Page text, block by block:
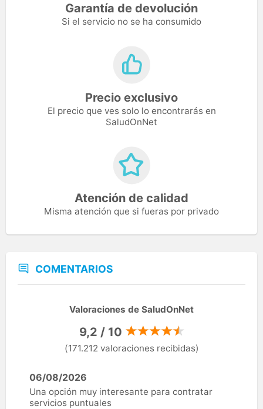
Garantía de devolución
Si el servicio no se ha consumido
Precio exclusivo
El precio que ves solo lo encontrarás en
SaludOnNet
Atención de calidad
Misma atención que si fueras por privado
COMENTARIOS
Valoraciones de SaludOnNet
9,2 / 10
(171.212 valoraciones recibidas)
06/08/2026
Una opción muy interesante para contratar
servicios puntuales